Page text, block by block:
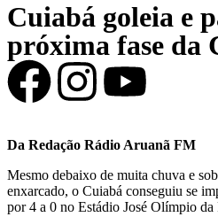
Cuiabá goleia e
próxima fase da
Da Redação Rádio Aruanã FM
Mesmo debaixo de muita chuva e
enxarcado, o Cuiabá conseguiu se
por 4 a 0 no Estádio José Olímpio